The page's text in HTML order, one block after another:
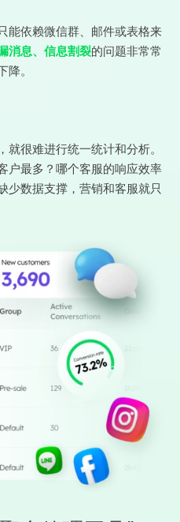
能依赖微信群、邮件或表格来
消息、信息割裂的问题非常常
。
很难进行统一统计和分析。
户最多？哪个客服的响应效率
少数据支撑，营销和客服就只